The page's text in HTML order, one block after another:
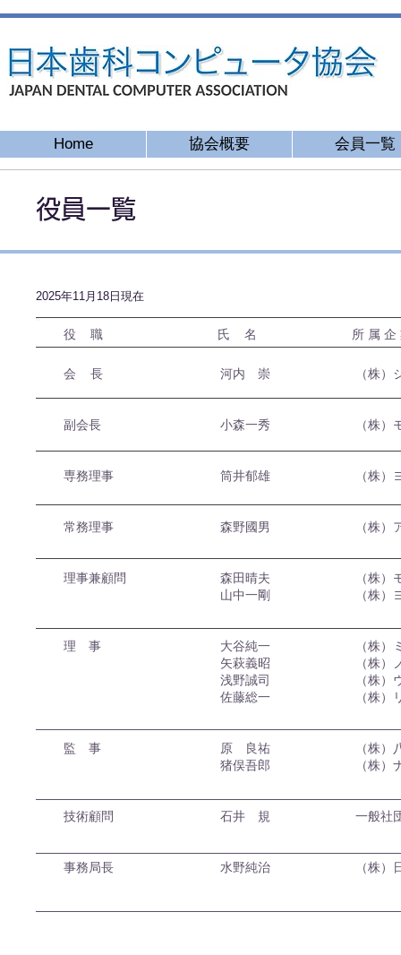
Home 協会概要 会員一覧
役員一覧
2025年11月18日現在
役 職 氏 名 所 属 企
​ 会 長
副会長
専務理事
常務理事​
​ 理事兼顧問​
​ 理 事
監 事
​ 技術顧問
事務局長
​河内 崇
​小森一秀
​​​筒井郁雄
森野國男
森田晴夫
山中一剛
​大谷純一
矢萩義昭​
浅野誠司
佐藤総一
原 良祐
​猪俣吾郎
​石井 規
水野純治​
（株
（株）
（株
（株）
（株）
（株
（株）
（株）
（株
（株）
（株）
（株）
一般社
（株）